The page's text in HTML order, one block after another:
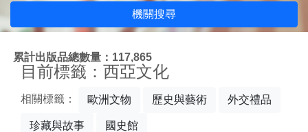
機關搜尋
累計出版品總數量：117,865
目前標籤：西亞文化
相關標籤： 歐洲文物 歷史與藝術 外交禮品
珍藏與故事 國史館